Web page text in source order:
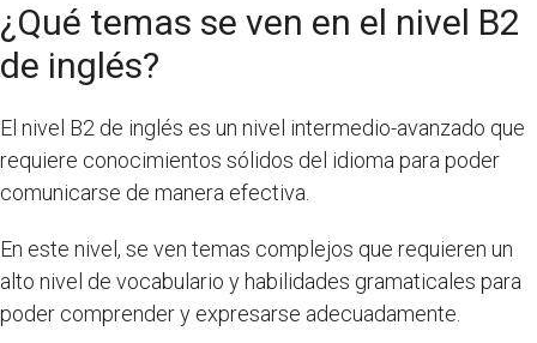
¿Qué temas se ven en el nivel B2
de inglés?
El nivel B2 de inglés es un nivel intermedio-avanzado que
requiere conocimientos sólidos del idioma para poder
comunicarse de manera efectiva.
En este nivel, se ven temas complejos que requieren un
alto nivel de vocabulario y habilidades gramaticales para
poder comprender y expresarse adecuadamente.